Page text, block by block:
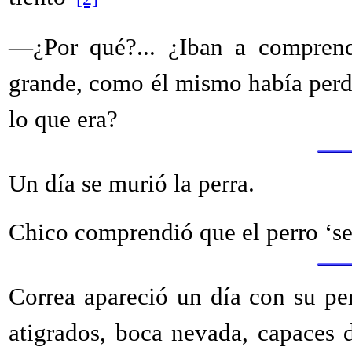
—¿Por qué?... ¿Iban a
grande, como él mismo había
lo que era?
Un día se murió la perra.
Chico comprendió que el perro
Correa apareció un día con su
atigrados, boca nevada,